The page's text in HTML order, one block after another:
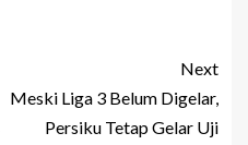
Next
Meski Liga 3 Belum Digelar,
Persiku Tetap Gelar Uji